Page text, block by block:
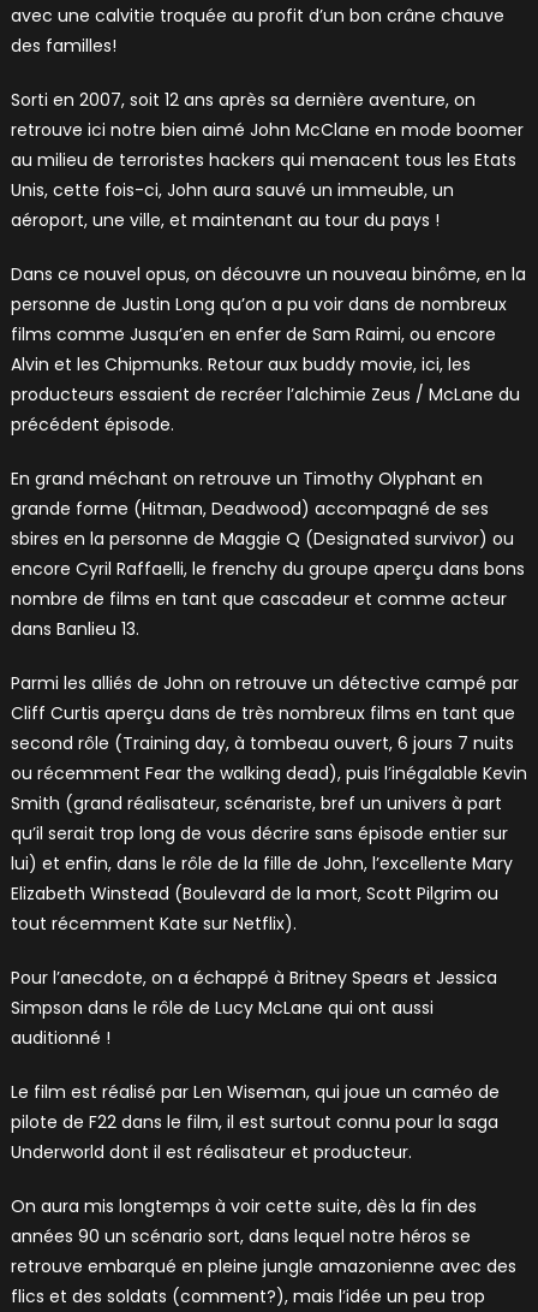
avec une calvitie troquée au profit d’un bon crâne chauve
des familles!
Sorti en 2007, soit 12 ans après sa dernière aventure, on
retrouve ici notre bien aimé John McClane en mode boomer
au milieu de terroristes hackers qui menacent tous les Etats
Unis, cette fois-ci, John aura sauvé un immeuble, un
aéroport, une ville, et maintenant au tour du pays !
Dans ce nouvel opus, on découvre un nouveau binôme, en la
personne de Justin Long qu’on a pu voir dans de nombreux
films comme Jusqu’en en enfer de Sam Raimi, ou encore
Alvin et les Chipmunks. Retour aux buddy movie, ici, les
producteurs essaient de recréer l’alchimie Zeus / McLane du
précédent épisode.
En grand méchant on retrouve un Timothy Olyphant en
grande forme (Hitman, Deadwood) accompagné de ses
sbires en la personne de Maggie Q (Designated survivor) ou
encore Cyril Raffaelli, le frenchy du groupe aperçu dans bons
nombre de films en tant que cascadeur et comme acteur
dans Banlieu 13.
Parmi les alliés de John on retrouve un détective campé par
Cliff Curtis aperçu dans de très nombreux films en tant que
second rôle (Training day, à tombeau ouvert, 6 jours 7 nuits
ou récemment Fear the walking dead), puis l’inégalable Kevin
Smith (grand réalisateur, scénariste, bref un univers à part
qu’il serait trop long de vous décrire sans épisode entier sur
lui) et enfin, dans le rôle de la fille de John, l’excellente Mary
Elizabeth Winstead (Boulevard de la mort, Scott Pilgrim ou
tout récemment Kate sur Netflix).
Pour l’anecdote, on a échappé à Britney Spears et Jessica
Simpson dans le rôle de Lucy McLane qui ont aussi
auditionné !
Le film est réalisé par Len Wiseman, qui joue un caméo de
pilote de F22 dans le film, il est surtout connu pour la saga
Underworld dont il est réalisateur et producteur.
On aura mis longtemps à voir cette suite, dès la fin des
années 90 un scénario sort, dans lequel notre héros se
retrouve embarqué en pleine jungle amazonienne avec des
flics et des soldats (comment?), mais l’idée un peu trop